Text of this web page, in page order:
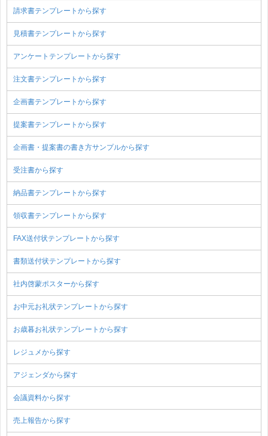
請求書テンプレートから探す
見積書テンプレートから探す
アンケートテンプレートから探す
注文書テンプレートから探す
企画書テンプレートから探す
提案書テンプレートから探す
企画書・提案書の書き方サンプルから探す
受注書から探す
納品書テンプレートから探す
領収書テンプレートから探す
FAX送付状テンプレートから探す
書類送付状テンプレートから探す
社内啓蒙ポスターから探す
お中元お礼状テンプレートから探す
お歳暮お礼状テンプレートから探す
レジュメから探す
アジェンダから探す
会議資料から探す
売上報告から探す